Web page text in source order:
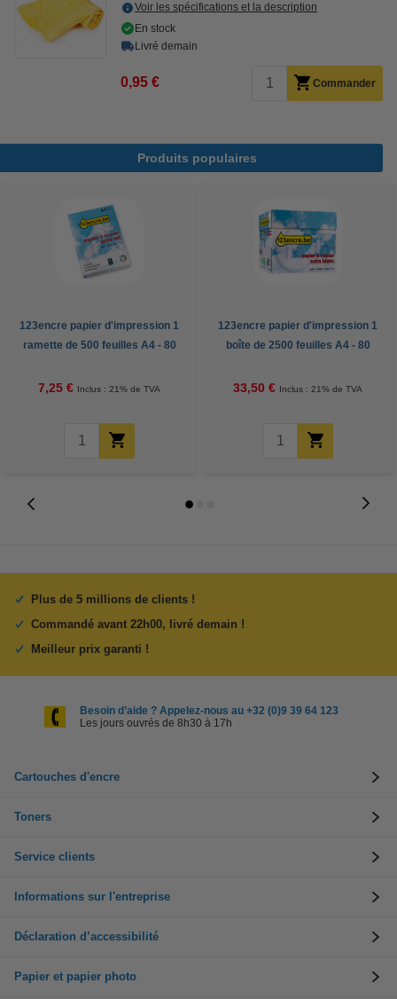
Voir les spécifications et la description
En stock
Livré demain
0,95 € Commander
Produits populaires
123encre papier d'impression 1
ramette de 500 feuilles A4 - 80
7,25 € Inclus : 21% de TVA
123encre papier d'impression 1
boîte de 2500 feuilles A4 - 80
33,50 € Inclus : 21% de TVA
Plus de 5 millions de clients !
Commandé avant 22h00, livré demain !
Meilleur prix garanti !
Besoin d’aide ? Appelez-nous au +32 (0)9 39 64 123
Les jours ouvrés de 8h30 à 17h
Cartouches d'encre
Toners
Service clients
Informations sur l'entreprise
Déclaration d’accessibilité
Papier et papier photo